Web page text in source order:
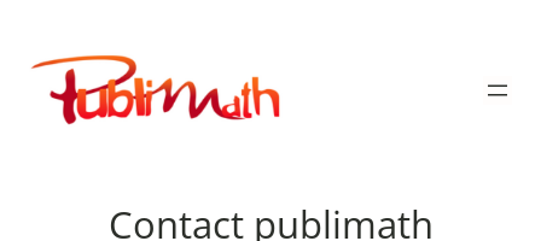
contenu
Publimath
Contact publimath